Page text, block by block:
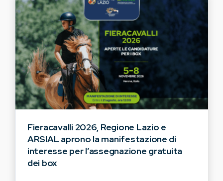
Fieracavalli 2026, Regione Lazio e
ARSIAL aprono la manifestazione di
interesse per l’assegnazione gratuita
dei box